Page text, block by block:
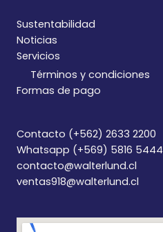
Sustentabilidad
Noticias
Servicios
Términos y condiciones
Formas de pago
Contacto (+562) 2633 2200
Whatsapp (+569) 5816 5444
contacto@walterlund.cl
ventas918@walterlund.cl